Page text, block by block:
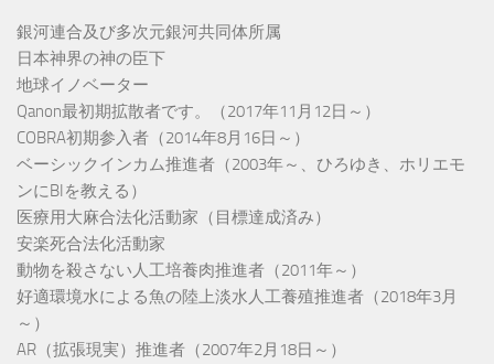
銀河連合及び多次元銀河共同体所属
日本神界の神の臣下
地球イノベーター
Qanon最初期拡散者です。（2017年11月12日～）
COBRA初期参入者（2014年8月16日～）
ベーシックインカム推進者（2003年～、ひろゆき、ホリエモ
ンにBIを教える）
医療用大麻合法化活動家（目標達成済み）
安楽死合法化活動家
動物を殺さない人工培養肉推進者（2011年～）
好適環境水による魚の陸上淡水人工養殖推進者（2018年3月
～）
AR（拡張現実）推進者（2007年2月18日～）